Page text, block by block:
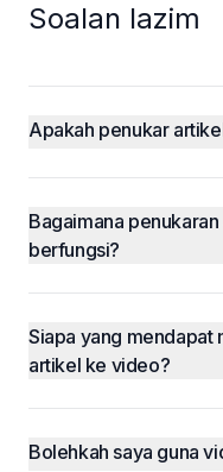
Soalan lazim
Apakah penukar
Bagaimana
berfungsi?
Siapa yang mendapat
artikel ke video?
Bolehkah saya guna